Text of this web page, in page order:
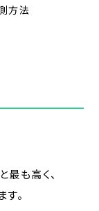
も高く、
。